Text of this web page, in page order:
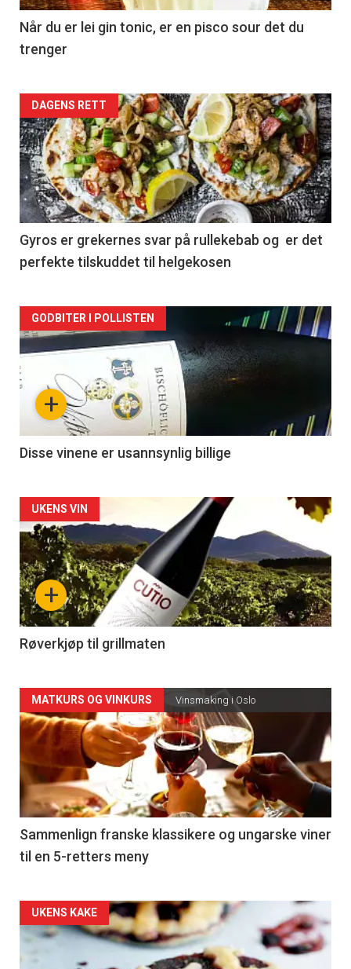
Når du er lei gin tonic, er en pisco sour det du
trenger
Forsiden
akkurat
nå
-
2
DAGENS RETT
Gyros er grekernes svar på rullekebab og er det
perfekte tilskuddet til helgekosen
Forsiden
akkurat
nå
3
+
GODBITER I POLLISTEN
Disse vinene er usannsynlig billige
Forsiden
akkurat
nå
-
4
+
UKENS VIN
Røverkjøp til grillmaten
Forsiden
akkurat
nå
-
5
MATKURS OG VINKURS Vinsmaking i Oslo
Sammenlign franske klassikere og ungarske viner
til en 5-retters meny
Forsiden
akkurat
UKENS KAKE